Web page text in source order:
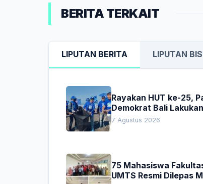
BERITA TERKAIT
LIPUTAN BERITA LIPUTAN
Rayakan HUT ke-25,
Demokrat Bali
Nyata Pelestarian
7 Agustus 2026
75 Mahasiswa
UMTS Resmi Dilepas